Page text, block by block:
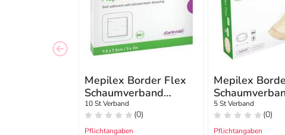
Mepilex Border Flex
Schaumverband
haftend 7,5x7,5 cm
10 St Verband
(0)
Pflichtangaben
Mepilex
haft.7,8x10
5 St Verband
(0)
Pflichtangaben